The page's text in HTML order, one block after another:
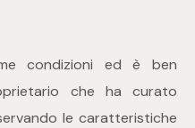
condizioni ed è ben
che ha curato
le caratteristiche